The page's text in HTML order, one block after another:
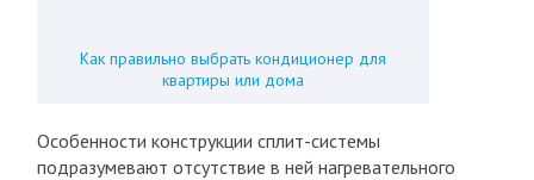
Как правильно выбрать кондиционер для
квартиры или дома
Особенности конструкции сплит-системы
подразумевают отсутствие в ней нагревательного